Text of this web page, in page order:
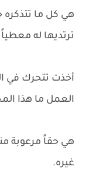
هي كل ما تتذكره
ترتديها له
أخذت تتحرك في
العمل ما هذا
هي حقاً مرعوبة
غيره.